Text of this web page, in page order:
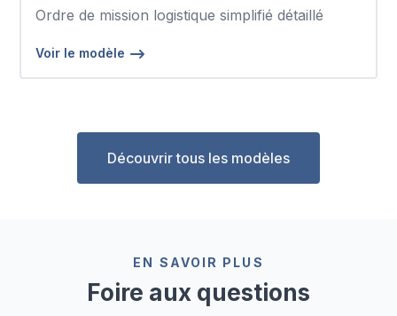
Ordre de mission logistique simplifié détaillé
Voir le modèle
Découvrir tous les modèles
EN SAVOIR PLUS
Foire aux questions